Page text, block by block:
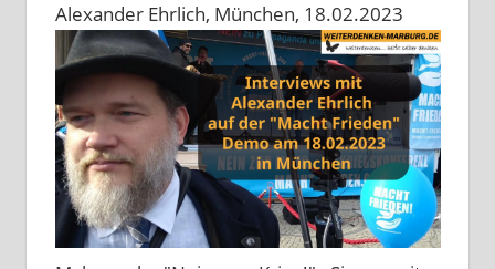
Alexander Ehrlich, München, 18.02.2023